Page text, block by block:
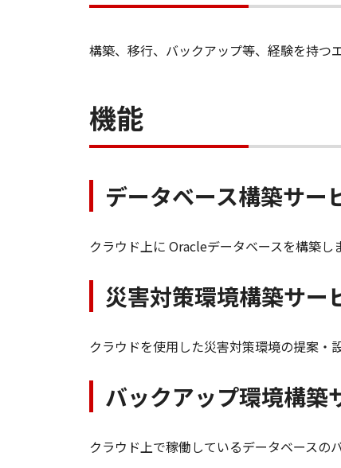
構築、移行、バックアップ等、経験を持つ
機能
データベース構築サー
クラウド上に Oracleデータベースを構築し
災害対策環境構築サー
クラウドを使用した災害対策環境の提案・
バックアップ環境構築
クラウド上で稼働しているデータベースの